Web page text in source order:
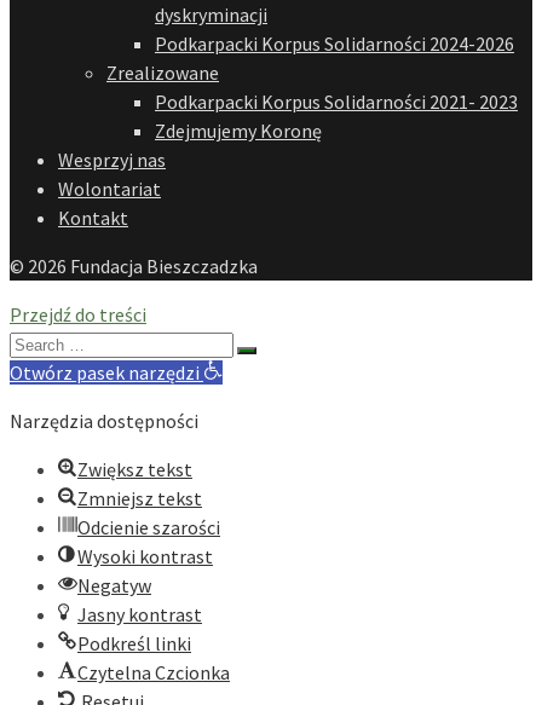
dyskryminacji
Podkarpacki Korpus Solidarności 2024-2026
Zrealizowane
Podkarpacki Korpus Solidarności 2021- 2023
Zdejmujemy Koronę
Wesprzyj nas
Wolontariat
Kontakt
© 2026 Fundacja Bieszczadzka
Przejdź do treści
Search
for:
Otwórz pasek narzędzi
Narzędzia dostępności
Zwiększ tekst
Zmniejsz tekst
Odcienie szarości
Wysoki kontrast
Negatyw
Jasny kontrast
Podkreśl linki
Czytelna Czcionka